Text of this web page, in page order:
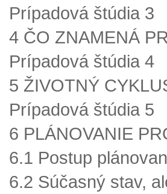
Prípadová štúdia 3
4 ČO ZNAMENÁ
Prípadová štúdia 4
5 ŽIVOTNÝ
Prípadová štúdia 5
6 PLÁNOVANIE
6.1 Postup
6.2 Súčasný stav,